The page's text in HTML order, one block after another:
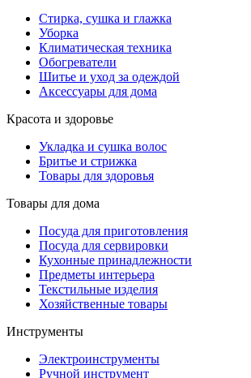
Стирка, сушка и глажка
Уборка
Климатическая техника
Обогреватели
Шитье и уход за одеждой
Аксессуары для дома
Красота и здоровье
Укладка и сушка волос
Бритье и стрижка
Товары для здоровья
Товары для дома
Посуда для приготовления
Посуда для сервировки
Кухонные принадлежности
Предметы интерьера
Текстильные изделия
Хозяйственные товары
Инструменты
Электроинструменты
Ручной инструмент